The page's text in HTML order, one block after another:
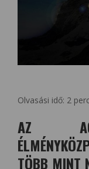
Olvasási idő: 2 perc
AZ
TÖBB MINT